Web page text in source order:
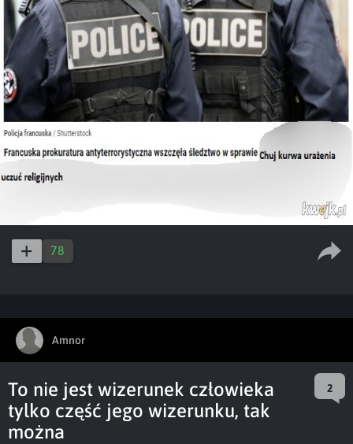
78
Amnor
To nie jest wizerunek człowieka
tylko część jego wizerunku, tak
można
2